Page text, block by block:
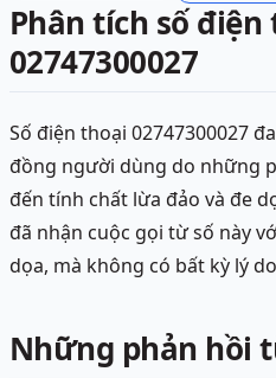
Phân tích số điện
02747300027
Số điện thoại 02747300027
đồng người dùng do những
đến tính chất lừa đảo và đe
đã nhận cuộc gọi từ số này
dọa, mà không có bất kỳ lý
Những phản hồi